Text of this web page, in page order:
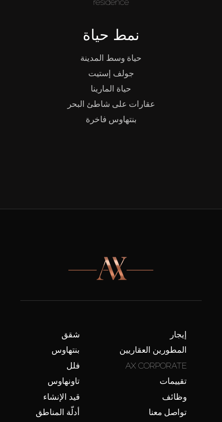
نمط حياة
حياة وسط المدينة
جولف إستيت
حياة المارينا
عقارات على شاطئ البحر
بنتهاوس فاخرة
شقق
بنتهاوس
فلل
تاونهاوس
قيد الإنشاء
أدلّة المناطق
إيجار
المطورين العقاريين
AX CORPORATE
تقييمات
وظائف
تواصل معنا